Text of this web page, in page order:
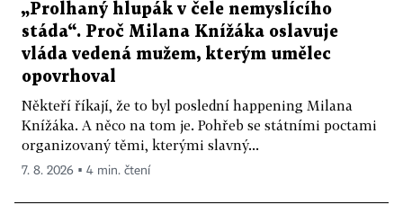
„Prolhaný hlupák v čele nemyslícího
stáda“. Proč Milana Knížáka oslavuje
vláda vedená mužem, kterým umělec
opovrhoval
Někteří říkají, že to byl poslední happening Milana
Knížáka. A něco na tom je. Pohřeb se státními poctami
organizovaný těmi, kterými slavný...
7. 8. 2026 ▪ 4 min. čtení